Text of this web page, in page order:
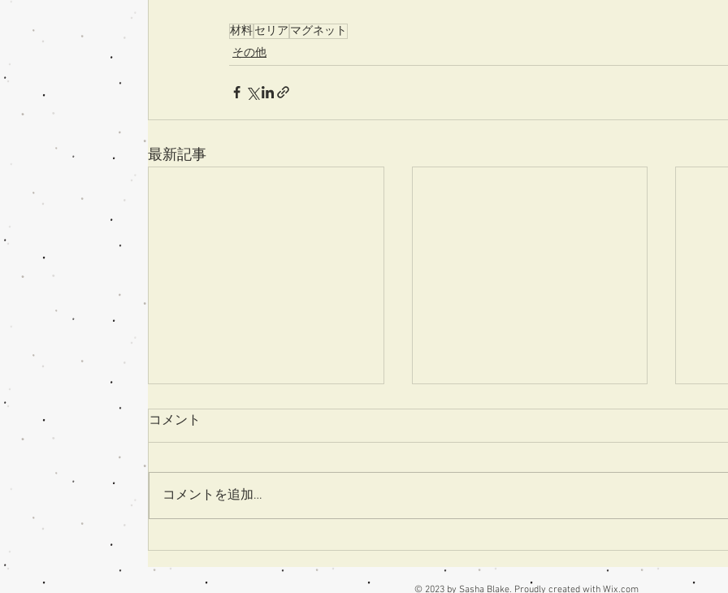
材料セリア マグネット
その他
最新記事
SomethingBlueが可愛い！
ルドジュイを発見！
誌
コメント
コメントを追加…
© 2023 by Sasha Blake. Proudly created with Wix.com